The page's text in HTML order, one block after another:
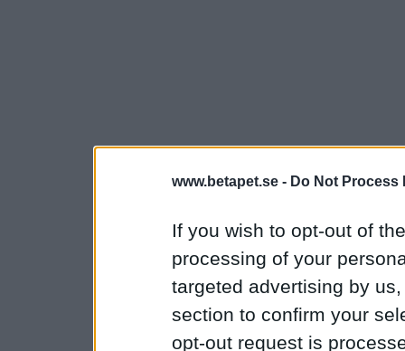
www.betapet.se - Do Not Process
If you wish to opt-out of
processing of your
targeted advertising by
section to confirm your
opt-out request is